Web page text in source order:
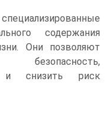
содержания
Они позволяют
безопасность,
и снизить риск